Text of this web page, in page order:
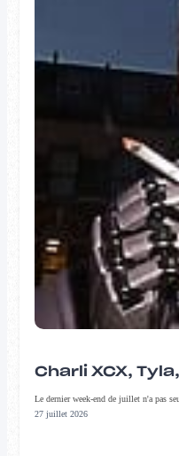
Charli XCX,
Le dernier week-end de juillet n'a pas
27 juillet 2026